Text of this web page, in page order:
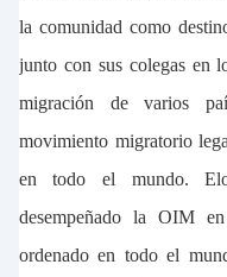
la comunidad como
junto con sus colegas en
migración de varios
movimiento migratorio
en todo el mundo.
desempeñado la OIM
ordenado en todo el